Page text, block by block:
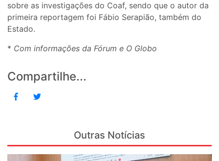
sobre as investigações do Coaf, sendo que o autor da
primeira reportagem foi Fábio Serapião, também do
Estado.
* Com informações da Fórum e O Globo
Compartilhe...
Outras Notícias